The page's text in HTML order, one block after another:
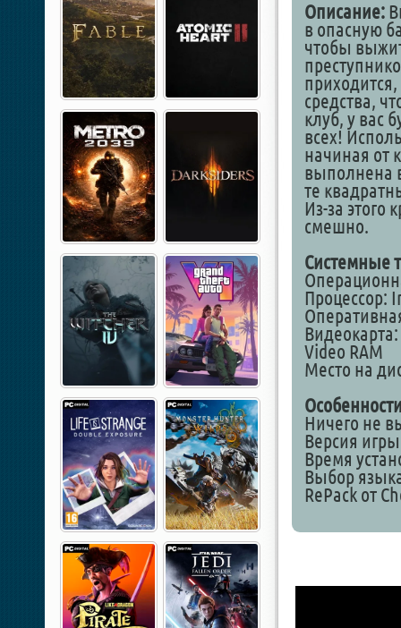
Описание:
в опасную
чтобы
средства,
клуб, у вас
всех!
начиная от
выполнена
те
Из-за этого
смешно.
Системные
Процессор:
Video RAM
Место на
Ничего не
Версия
Время
Выбор
RePack от